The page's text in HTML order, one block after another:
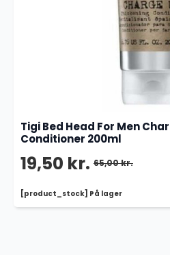
[product_stock] På lager
Tigi Bed Head For Men
Conditioner 200ml
65,00kr.
Den
oprindelige
19,50 kr.
Den
aktuelle